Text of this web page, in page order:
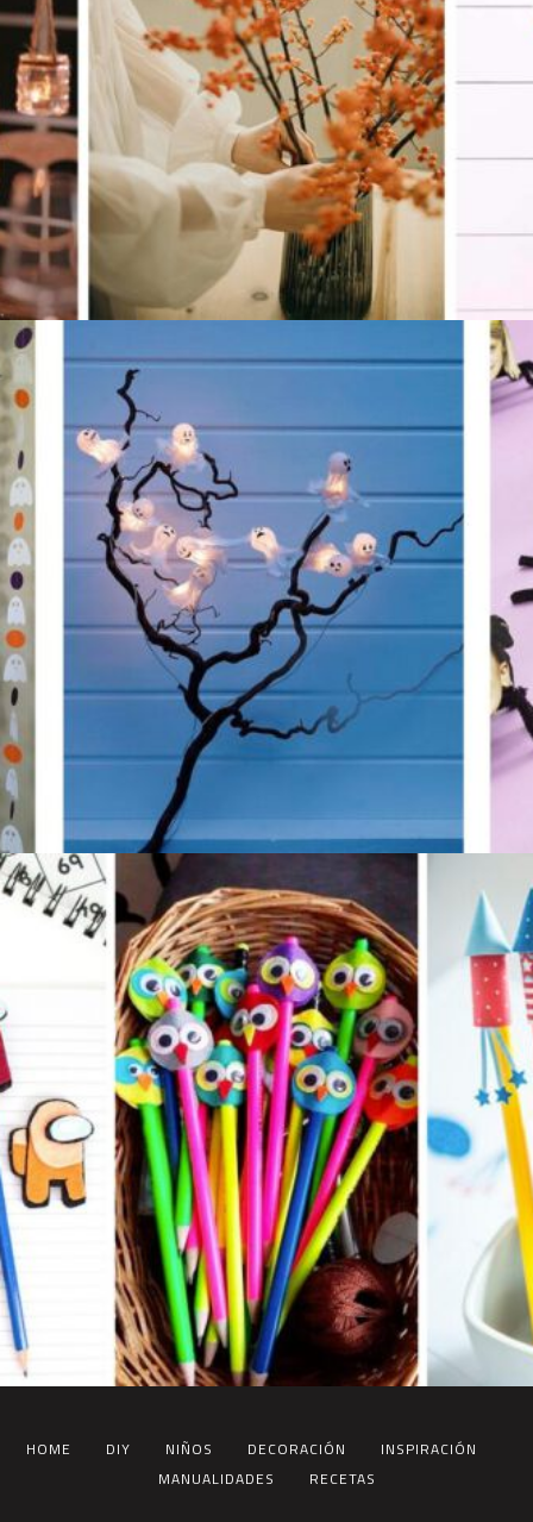
HOME DIY NIÑOS DECORACIÓN
INSPIRACIÓN
MANUALIDADES
RECETAS